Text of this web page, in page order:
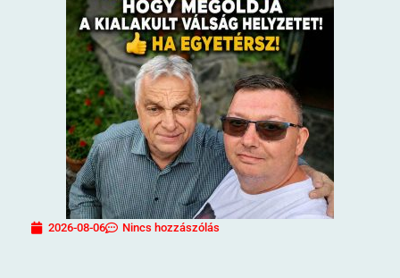
2026-08-06 Nincs hozzászólás